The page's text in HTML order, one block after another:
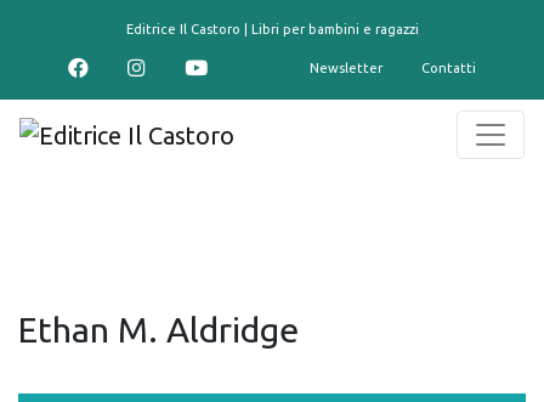
Editrice Il Castoro | Libri per bambini e ragazzi
Newsletter Contatti
Ethan M. Aldridge